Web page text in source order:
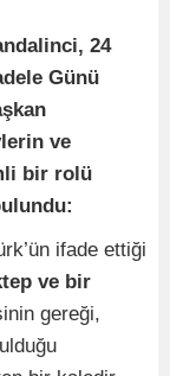
24
Günü
ve
bir rolü
ifade ettiği
ve bir
gereği,